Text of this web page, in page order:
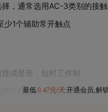
，通常选用AC-3类别的接
1个辅助常开触点
成星形，短时工作制
的1/3选择，但通常与主接
最低0.47元/天 开通会员,解